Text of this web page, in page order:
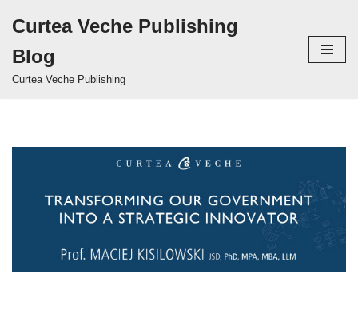
la
conținut
Curtea Veche Publishing
Blog
Curtea Veche Publishing